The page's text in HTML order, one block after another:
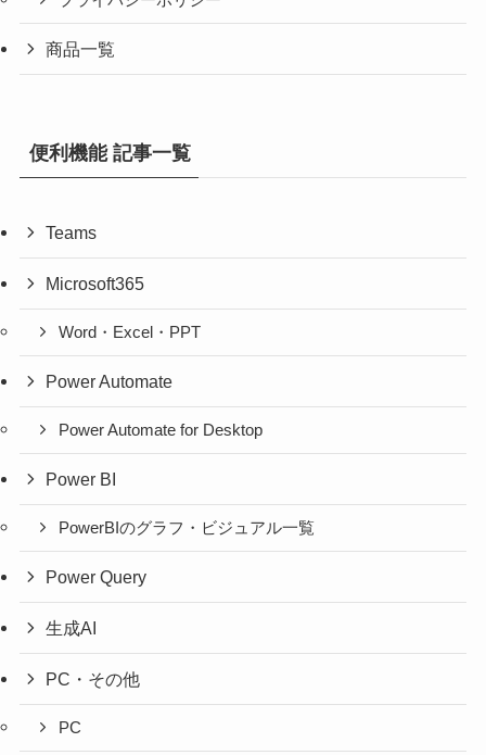
商品一覧
便利機能 記事一覧
Teams
Microsoft365
Word・Excel・PPT
Power Automate
Power Automate for Desktop
Power BI
PowerBIのグラフ・ビジュアル一覧
Power Query
生成AI
PC・その他
PC